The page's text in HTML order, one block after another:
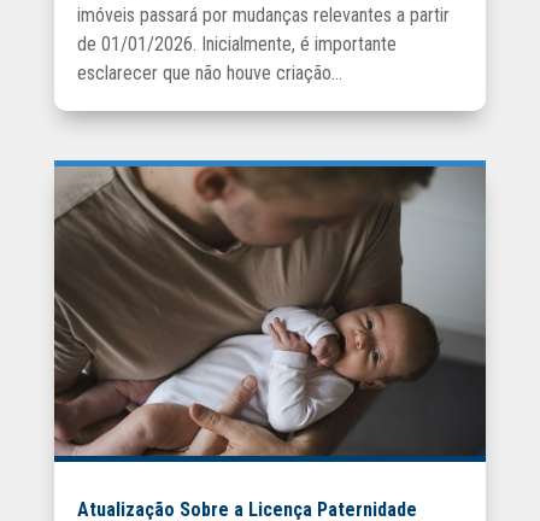
imóveis passará por mudanças relevantes a partir
de 01/01/2026. Inicialmente, é importante
esclarecer que não houve criação...
Atualização Sobre a Licença Paternidade